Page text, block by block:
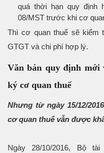
quá thời hạn quy định
08/MST trước khi cơ
Thì cơ quan thuế sẽ kiểm
GTGT và chi phí hợp lý.
Văn bản quy định mới
ký cơ quan thuế
Nhưng từ ngày 15/12/
cơ quan thuế vẫn được
Ngày 28/10/2016, Bộ